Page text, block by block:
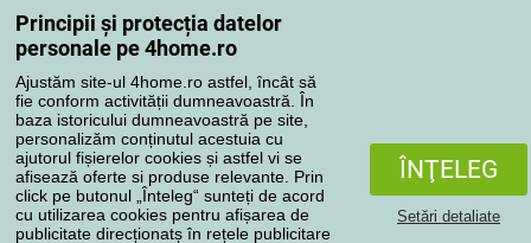
Principii și protecția datelor
personale pe 4home.ro
Ajustăm site-ul 4home.ro astfel, încât să
fie conform activității dumneavoastră. În
baza istoricului dumneavoastră pe site,
personalizăm conținutul acestuia cu
ajutorul fișierelor cookies și astfel vi se
afisează oferte si produse relevante. Prin
click pe butonul „Înteleg“ sunteți de acord
cu utilizarea cookies pentru afișarea de
publicitate direcționatș în rețele publicitare
ÎNŢELEG
Setări detaliate
Reclamaţii
Retragere de la contract
Regulile de procesare a recenziilor
Metode de transport
Metode de plată